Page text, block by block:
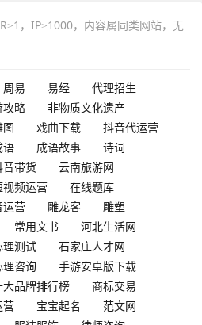
，IP≥1000，内容属同类网站，无
周易 易经
代理招生
攻略
非物质文化遗产
图 戏曲下载
抖音代运营
语 成语故事
诗词
音带货
云南旅游网
视频运营
在线题库
运营 雕龙客
雕塑
常用文书
河北生活网
理测试
石家庄人才网
理咨询
手游安卓版下载
大品牌排行榜
商标交易
营 宝宝起名
范文网